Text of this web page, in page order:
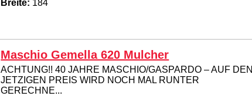
Breite: 184
Maschio Gemella 620 Mulcher
ACHTUNG!! 40 JAHRE MASCHIO/GASPARDO – AUF DEN
JETZIGEN PREIS WIRD NOCH MAL RUNTER
GERECHNE...